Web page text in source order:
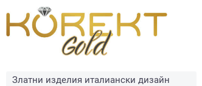
Златни изделия италиански дизайн